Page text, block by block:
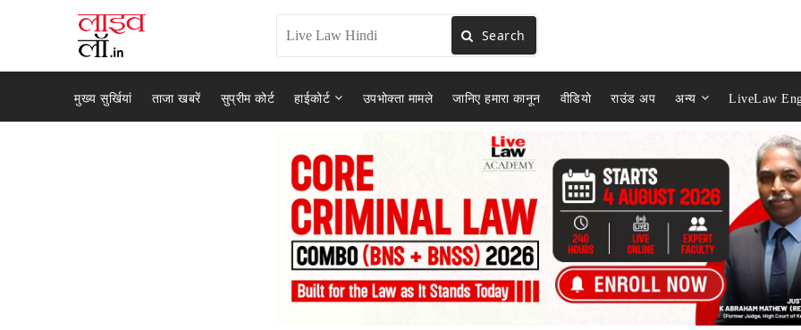
Search
मुख्य सुर्खियां ताजा खबरें सुप्रीम कोर्ट हाईकोर्ट उपभोक्ता मामले जानिए हमारा कानून वीडियो राउंड अप अन्य LiveLaw